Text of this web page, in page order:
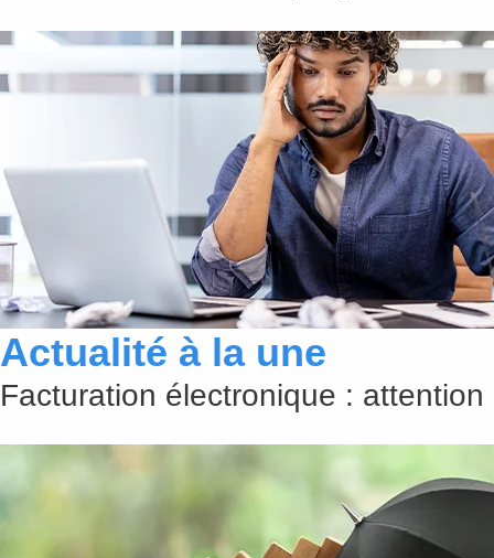
Actualité à la une
Facturation électronique :